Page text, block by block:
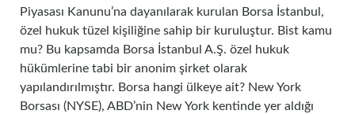
Piyasası Kanunu’na dayanılarak kurulan Borsa İstanbul,
özel hukuk tüzel kişiliğine sahip bir kuruluştur. Bist kamu
mu? Bu kapsamda Borsa İstanbul A.Ş. özel hukuk
hükümlerine tabi bir anonim şirket olarak
yapılandırılmıştır. Borsa hangi ülkeye ait? New York
Borsası (NYSE), ABD’nin New York kentinde yer aldığı